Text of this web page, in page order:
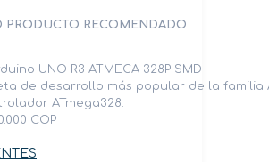
PRODUCTO RECOMENDADO
UNO R3 ATMEGA 328P SMD
de desarrollo más popular de la familia
ATmega328.
COP